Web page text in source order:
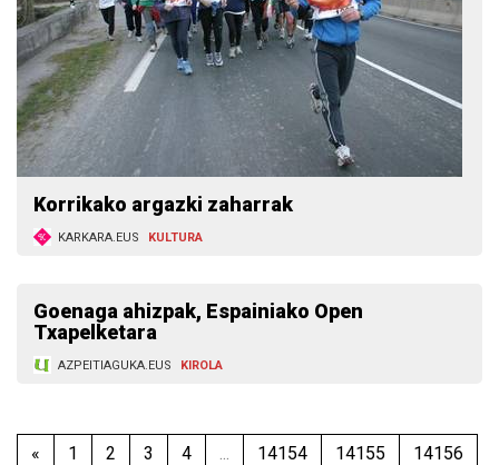
Korrikako argazki zaharrak
KARKARA.EUS KULTURA
Goenaga ahizpak, Espainiako Open
Txapelketara
AZPEITIAGUKA.EUS KIROLA
« 1 2 3 4 ... 14154 14155
14156